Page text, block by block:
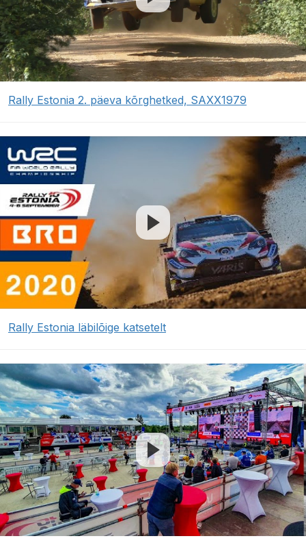
Rally Estonia 2. päeva kõrghetked, SAXX1979
Rally Estonia läbilõige katsetelt